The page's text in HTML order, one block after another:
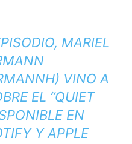
MARIEL
VINO A
EL “QUIET
EN
Y APPLE